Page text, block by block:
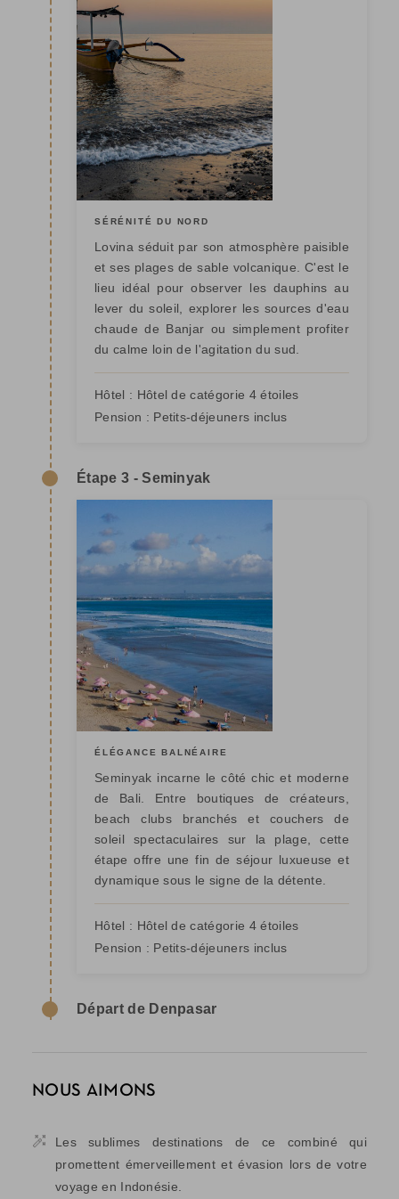
SÉRÉNITÉ DU NORD
Lovina séduit par son atmosphère paisible
et ses plages de sable volcanique. C'est le
lieu idéal pour observer les dauphins au
lever du soleil, explorer les sources d'eau
chaude de Banjar ou simplement profiter
du calme loin de l'agitation du sud.
Hôtel : Hôtel de catégorie 4 étoiles
Pension : Petits-déjeuners inclus
Étape 3 - Seminyak
ÉLÉGANCE BALNÉAIRE
Seminyak incarne le côté chic et moderne
de Bali. Entre boutiques de créateurs,
beach clubs branchés et couchers de
soleil spectaculaires sur la plage, cette
étape offre une fin de séjour luxueuse et
dynamique sous le signe de la détente.
Hôtel : Hôtel de catégorie 4 étoiles
Pension : Petits-déjeuners inclus
Départ de Denpasar
NOUS AIMONS
Les sublimes destinations de ce combiné qui
promettent émerveillement et évasion lors de votre
voyage en Indonésie.